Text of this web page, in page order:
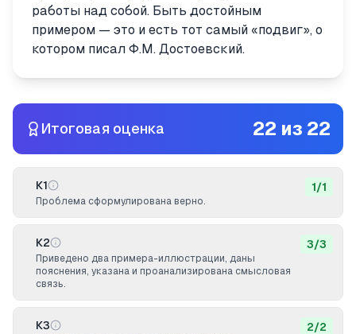
работы над собой. Быть достойным
примером — это и есть тот самый «подвиг», о
котором писал Ф.М. Достоевский.
Итоговая оценка 22 из 22
К1
Проблема сформулирована верно.
1/1
К2
Приведено два примера-иллюстрации, даны
пояснения, указана и проанализирована смысловая
связь.
3/3
К3 2/2